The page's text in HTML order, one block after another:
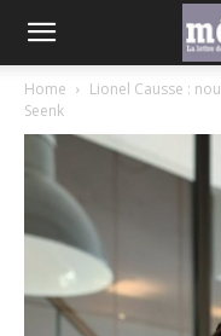
Home
Lionel Causse :
Seenk